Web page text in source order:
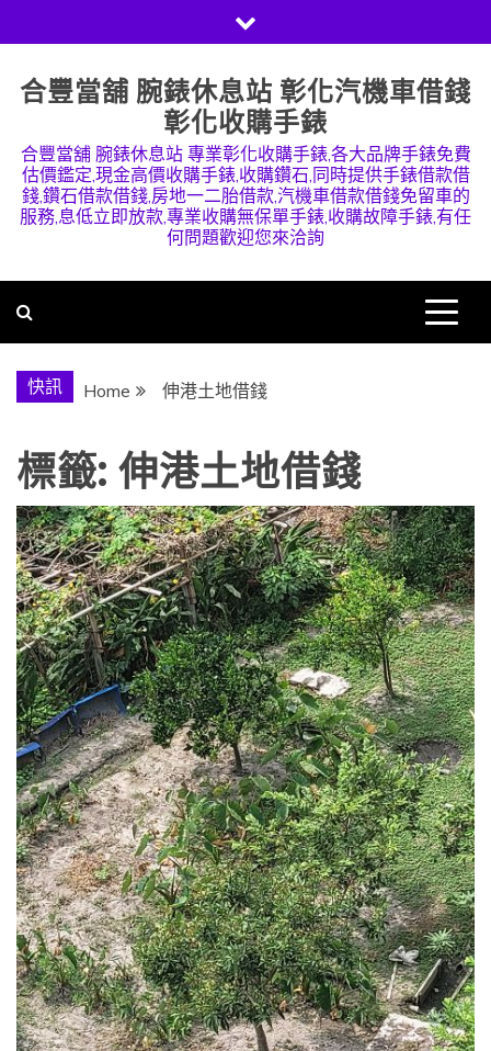
to
content
合豐當舖 腕錶休息站 彰化汽機車借錢
彰化收購手錶
合豐當舖 腕錶休息站 專業彰化收購手錶,各大品牌手錶免費
估價鑑定,現金高價收購手錶,收購鑽石,同時提供手錶借款借
錢,鑽石借款借錢,房地一二胎借款,汽機車借款借錢免留車的
服務,息低立即放款,專業收購無保單手錶,收購故障手錶,有任
何問題歡迎您來洽詢
快訊 Home 伸港土地借錢
標籤: 伸港土地借錢